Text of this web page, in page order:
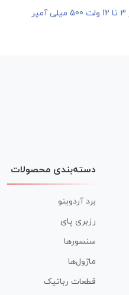
دسته‌بندی محصولات
برد آردوینو
رزبری پای
سنسورها
ماژول‌ها
قطعات رباتیک